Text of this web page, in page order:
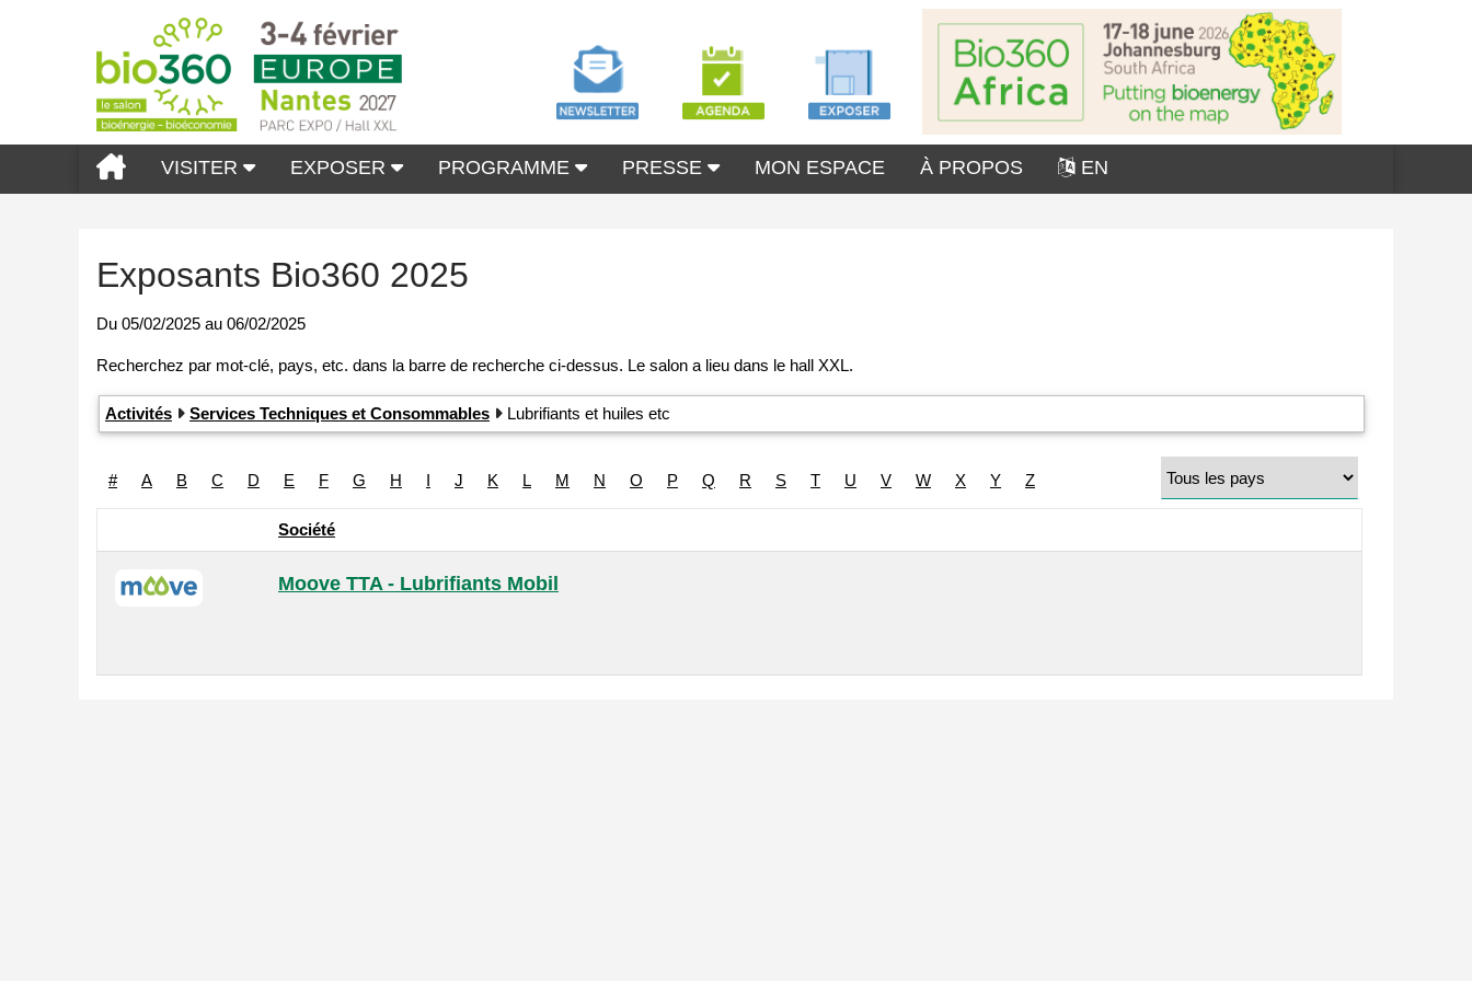
VISITER EXPOSER PROGRAMME PRESSE MON ESPACE À PROPOS EN
Exposants Bio360 2025
Du 05/02/2025 au 06/02/2025
Activités Services Techniques et Consommables Lubrifiants et huiles etc
# A B C D E F G H I J K L M N O P Q R S T U V W X Y Z
Société
Moove TTA - Lubrifiants Mobil